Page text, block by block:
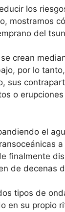
los
mostramos
del
crean
por lo
sus
o
el
finalmente
de decenas
tipos de
en su propio